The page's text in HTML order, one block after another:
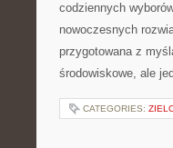
codziennych
nowoczesnych
przygotowana z
środowiskowe, ale
CATEGORIES: